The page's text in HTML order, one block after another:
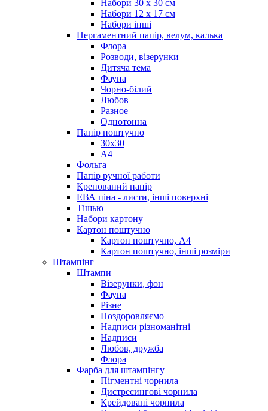
Набори 30 х 30 см
Набори 12 х 17 см
Набори інші
Пергаментний папір, велум, калька
Флора
Розводи, візерунки
Дитяча тема
Фауна
Чорно-білий
Любов
Разное
Однотонна
Папір поштучно
30х30
А4
Фольга
Папір ручної работи
Крепований папір
ЕВА піна - листи, інші поверхні
Тішью
Набори картону
Картон поштучно
Картон поштучно, А4
Картон поштучно, інші розміри
Штампінг
Штампи
Візерунки, фон
Фауна
Різне
Поздоровляємо
Надписи різноманітні
Надписи
Любов, дружба
Флора
Фарба для штампінгу
Пігментні чорнила
Дистресингові чорнила
Крейдовані чорнила